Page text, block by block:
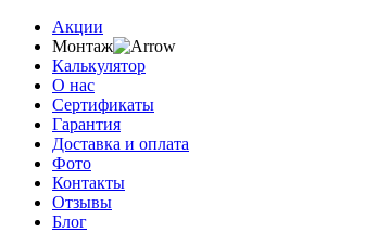
Акции
Монтаж
Калькулятор
О нас
Сертификаты
Гарантия
Доставка и оплата
Фото
Контакты
Отзывы
Блог